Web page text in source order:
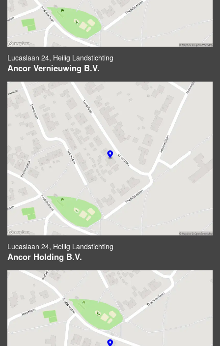
Lucaslaan 24, Heilig Landstichting
Ancor Vernieuwing B.V.
Lucaslaan 24, Heilig Landstichting
Ancor Holding B.V.